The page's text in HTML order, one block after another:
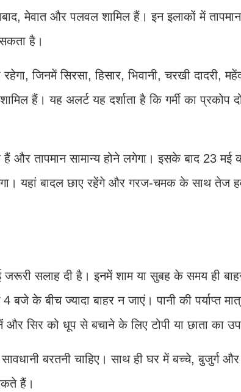
मेवात और पलवल शामिल हैं। इन इलाकों में
है।
जिनमें सिरसा, हिसार, भिवानी, चरखी दादरी,
हैं। यह अलर्ट यह दर्शाता है कि गर्मी का प्रकोप
तापमान सामान्य होने लगेगा। इसके बाद 23 मई
यहां बादल छाए रहेंगे और गरज-चमक के साथ तेज
जरूरी सलाह दी है। इनमें शाम या सुबह के समय ही
के बीच ज्यादा बाहर न जाएं। पानी की पर्याप्त
सिर को धूप से बचाने के लिए टोपी या छाता का
बरतनी चाहिए। साथ ही घर में बच्चे, बुजुर्ग और
हैं।